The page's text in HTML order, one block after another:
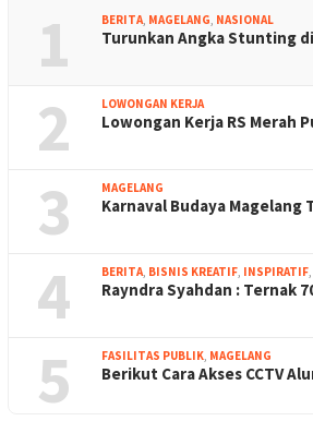
1 BERITA, MAGELANG, NASIONAL
Turunkan Angka Stunting
2 LOWONGAN KERJA
Lowongan Kerja RS Merah
3 MAGELANG
Karnaval Budaya
4 BERITA, BISNIS KREATIF, INSPIRATIF,
Rayndra Syahdan : Ternak
5 FASILITAS PUBLIK, MAGELANG
Berikut Cara Akses CCTV